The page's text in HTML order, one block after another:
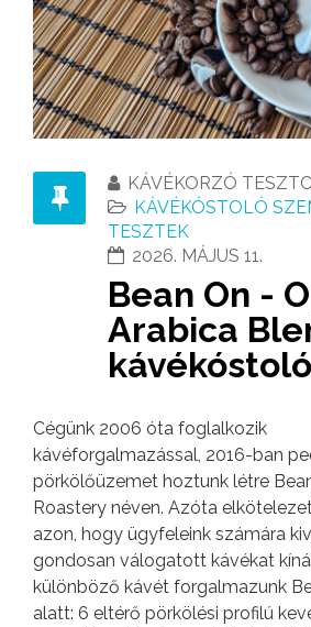
KÁVÉKORZÓ
KÁVÉKÓSTOLÓ
TESZTEK
2026. MÁJUS 11.
Bean On -
Arabica
kávékóstoló
Cégünk 2006 óta foglalkozik
kávéforgalmazással, 2016-ban
pörkölőüzemet hoztunk létre
Roastery néven. Azóta
azon, hogy ügyfeleink számára
gondosan válogatott kávékat
különböző kávét forgalmazunk
alatt: 6 eltérő pörkölési profilú